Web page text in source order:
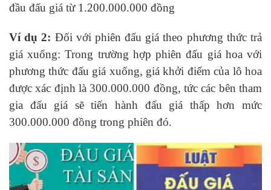
đầu đấu giá từ 1.200.000.000 đồng
Ví dụ 2: Đối với phiên đấu giá theo phương thức trả
giá xuống: Trong trường hợp phiên đấu giá hoa với
phương thức đấu giá xuống, giá khởi điểm của lô hoa
được xác định là 300.000.000 đồng, tức các bên tham
gia đấu giá sẽ tiến hành đấu giá thấp hơn mức
300.000.000 đồng trong phiên đó.